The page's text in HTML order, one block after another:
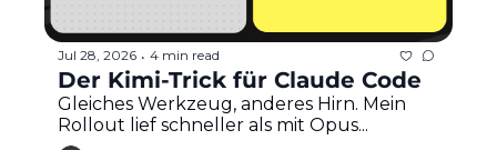
Jul 28, 2026 • 4 min read
Der Kimi-Trick für Claude Code
Gleiches Werkzeug, anderes Hirn. Mein
Rollout lief schneller als mit Opus...